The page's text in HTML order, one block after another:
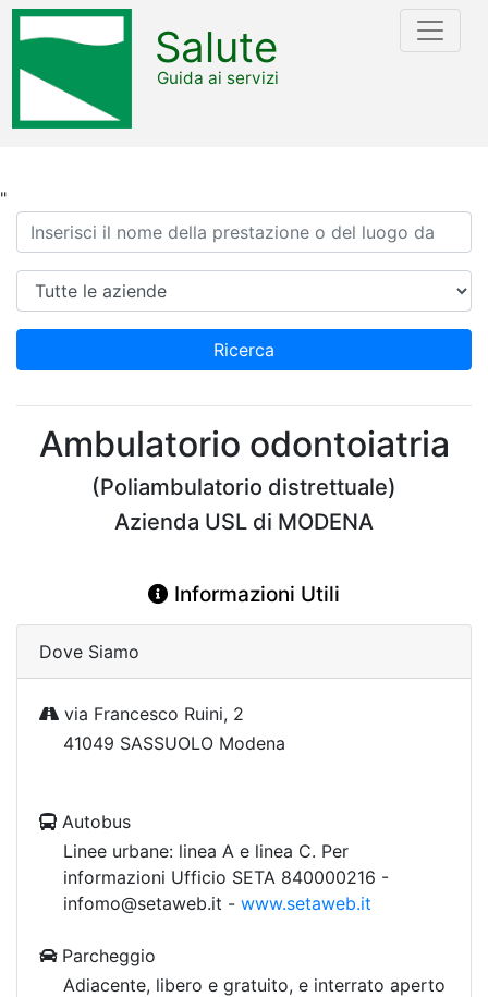
"
Salute
Guida ai servizi
Ricerca
Azienda
Ricerca
Ambulatorio odontoiatria
(Poliambulatorio distrettuale)
Azienda USL di MODENA
Informazioni Utili
Dove Siamo
via Francesco Ruini, 2
41049 SASSUOLO Modena
Autobus
Linee urbane: linea A e linea C. Per
informazioni Ufficio SETA 840000216 -
infomo@setaweb.it - www.setaweb.it
Parcheggio
Adiacente, libero e gratuito, e interrato aperto